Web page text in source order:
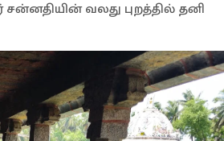
வலது புறத்தில் தனி